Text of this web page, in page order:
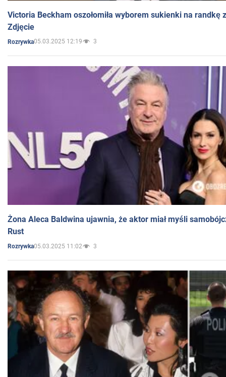
Victoria Beckham oszołomiła wyborem sukienki na randkę
Zdjęcie
Rozrywka05.03.2025 12:19 3
Żona Aleca Baldwina ujawnia, że aktor miał myśli
Rust
Rozrywka05.03.2025 11:02 3